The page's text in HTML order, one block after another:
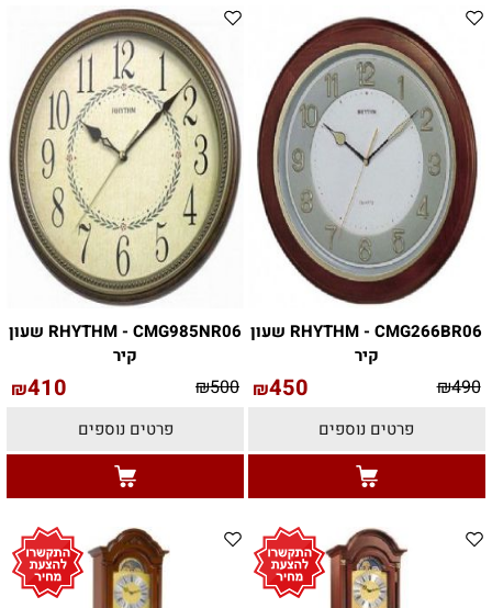
RHYTHM - CMG266BR06 שעון
קיר
₪490
₪450
פרטים נוספים
RHYTHM - CMG985NR06 שעון
קיר
₪500
₪410
פרטים נוספים